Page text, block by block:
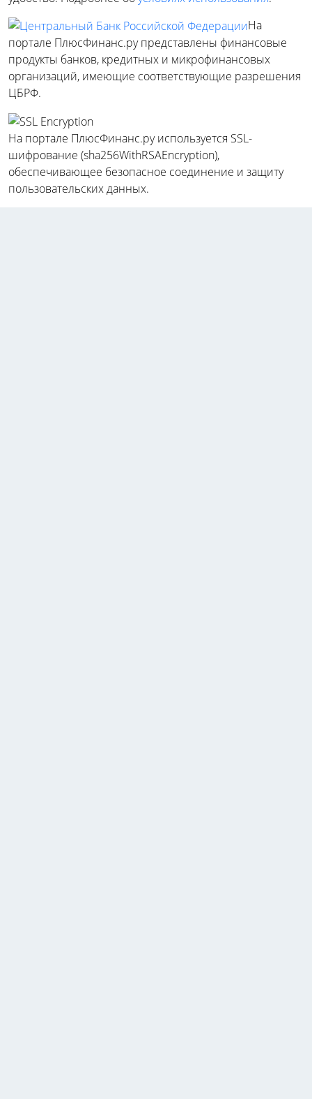
На
портале ПлюсФинанс.ру представлены финансовые
продукты банков, кредитных и микрофинансовых
организаций, имеющие соответствующие разрешения
ЦБРФ.
На портале ПлюсФинанс.ру используется SSL-
шифрование (sha256WithRSAEncryption),
обеспечивающее безопасное соединение и защиту
пользовательских данных.